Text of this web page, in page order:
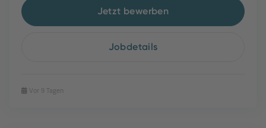
Jetzt bewerben
Jobdetails
Vor 9 Tagen